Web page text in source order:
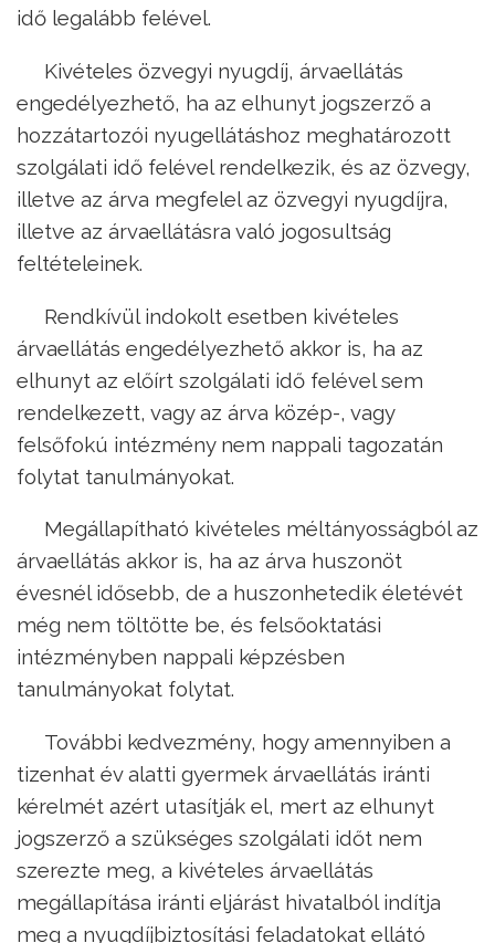
idő legalább felével.
Kivételes özvegyi nyugdíj, árvaellátás
engedélyezhető, ha az elhunyt jogszerző a
hozzátartozói nyugellátáshoz meghatározott
szolgálati idő felével rendelkezik, és az özvegy,
illetve az árva megfelel az özvegyi nyugdíjra,
illetve az árvaellátásra való jogosultság
feltételeinek.
Rendkívül indokolt esetben kivételes
árvaellátás engedélyezhető akkor is, ha az
elhunyt az előírt szolgálati idő felével sem
rendelkezett, vagy az árva közép-, vagy
felsőfokú intézmény nem nappali tagozatán
folytat tanulmányokat.
Megállapítható kivételes méltányosságból az
árvaellátás akkor is, ha az árva huszonöt
évesnél idősebb, de a huszonhetedik életévét
még nem töltötte be, és felsőoktatási
intézményben nappali képzésben
tanulmányokat folytat.
További kedvezmény, hogy amennyiben a
tizenhat év alatti gyermek árvaellátás iránti
kérelmét azért utasítják el, mert az elhunyt
jogszerző a szükséges szolgálati időt nem
szerezte meg, a kivételes árvaellátás
megállapítása iránti eljárást hivatalból indítja
meg a nyugdíjbiztosítási feladatokat ellátó